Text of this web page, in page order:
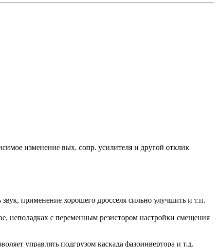
изменение вых. сопр. усилителя и другой отклик
применение хорошего дросселя сильно улучшить и т.п.
неполадках с переменным резистором настройки смещения
управлять подгрузом каскада фазоинвертора и т.д.